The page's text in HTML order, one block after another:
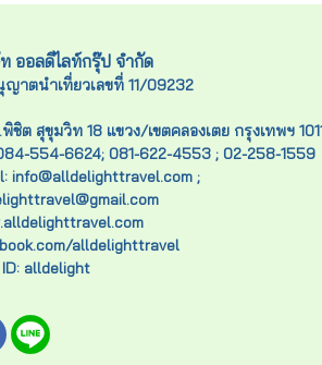
ออลดีไลท์กรุ๊ป จำกัด
าตนำเที่ยวเลขที่ 11/09232
ชิต สุขุมวิท 18 แขวง/เขตคลองเตย กรุงเทพฯ
554-6624; 081-622-4553 ; 02-258-1559
info@alldelighttravel.com ;
alldelighttravel
ID: alldelight